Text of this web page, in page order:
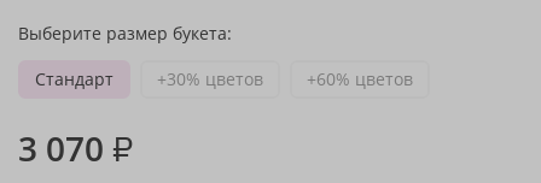
Выберите размер букета:
Стандарт
+30% цветов +60% цветов
3 070 ₽